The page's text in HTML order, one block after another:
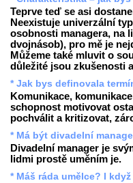
Teprve teď se asi
Neexistuje univerzální
osobnosti managera, na
dvojnásob), pro mě je
Můžeme také mluvit o
důležité jsou zkušenosti
* Jak bys definovala
Komunikace,
schopnost motivovat
pochválit a kritizovat,
* Má být divadelní
Divadelní manager je
lidmi prostě uměním je.
* Máš ráda umělce? I